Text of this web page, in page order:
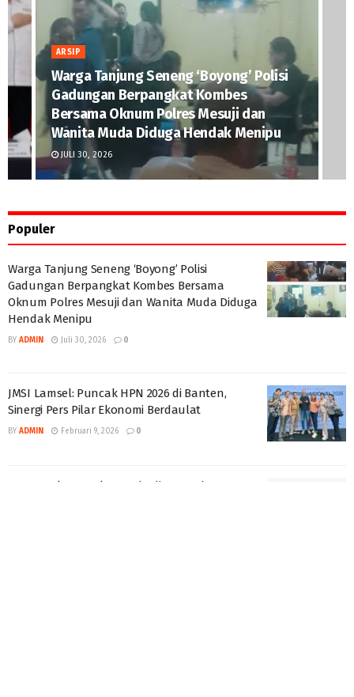
ARSIP
Warga Tanjung Seneng ‘Boyong’ Polisi
Gadungan Berpangkat Kombes
Bersama Oknum Polres Mesuji dan
Wanita Muda Diduga Hendak Menipu
JULI 30, 2026
Populer
Warga Tanjung Seneng ‘Boyong’ Polisi
Gadungan Berpangkat Kombes Bersama
Oknum Polres Mesuji dan Wanita Muda Diduga
Hendak Menipu
BY ADMIN Juli 30, 2026 0
JMSI Lamsel: Puncak HPN 2026 di Banten,
Sinergi Pers Pilar Ekonomi Berdaulat
BY ADMIN Februari 9, 2026 0
PT Cemerlang Makmur Abadi Perusahaan